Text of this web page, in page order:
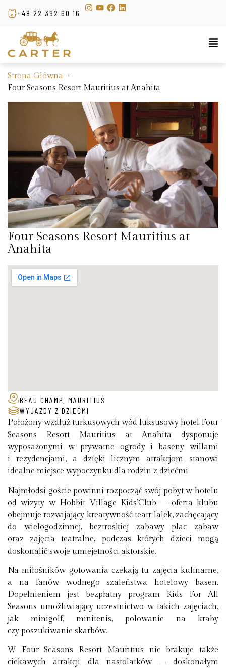
+48 22 392 60 16
Strona Główna
Four Seasons Resort Mauritius at Anahita
Four Seasons Resort Mauritius at
Anahita
BEAU CHAMP, MAURITIUS
WYJAZDY Z DZIEĆMI
Położony wzdłuż turkusowych wód luksusowy hotel Four
Seasons Resort Mauritius at Anahita dysponuje
wyposażonymi w prywatne ogrody i baseny willami
i rezydencjami, a dzięki licznym atrakcjom stanowi
idealne miejsce wypoczynku dla rodzin z dziećmi.
Najmłodsi goście powinni rozpocząć swój pobyt w hotelu
od wizyty w Hobbit Village Kids’Club – oferta klubu
obejmuje rozwijający kreatywność teatr lalek, zachęcający
do wielogodzinnej, beztroskiej zabawy plac zabaw
oraz zajęcia teatralne, podczas których dzieci mogą
doskonalić swoje umiejętności aktorskie.
Na miłośników gotowania czekają tu zajęcia kulinarne,
a na fanów wodnego szaleństwa hotelowy basen.
Dopełnieniem jest bezpłatny program Kids For All
Seasons umożliwiający uczestnictwo w takich zajęciach,
jak minigolf, minitenis, polowanie na kraby
czy poszukiwanie skarbów.
W Four Seasons Resort Mauritius nie brakuje także
ciekawych atrakcji dla nastolatków – doskonałym